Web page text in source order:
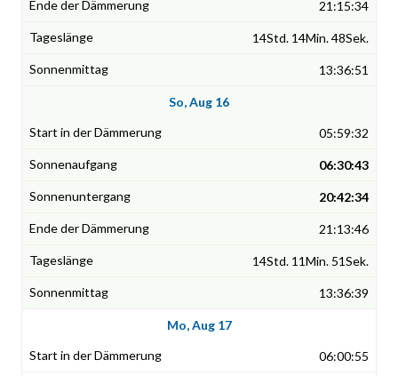
21:15:34
14Std. 14Min. 48Sek.
13:36:51
So, Aug 16
05:59:32
06:30:43
20:42:34
21:13:46
14Std. 11Min. 51Sek.
13:36:39
Mo, Aug 17
06:00:55